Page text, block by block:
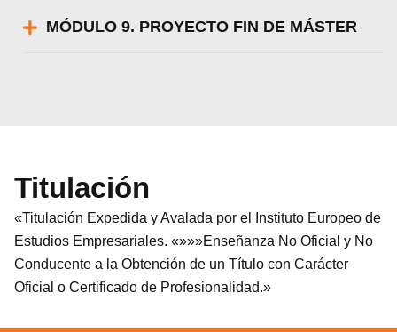
MÓDULO 9. PROYECTO FIN DE MÁSTER
Titulación
«Titulación Expedida y Avalada por el Instituto Europeo de
Estudios Empresariales. «»»»Enseñanza No Oficial y No
Conducente a la Obtención de un Título con Carácter
Oficial o Certificado de Profesionalidad.»